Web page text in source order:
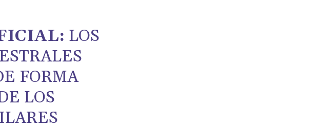
LOS
FORMA
LOS